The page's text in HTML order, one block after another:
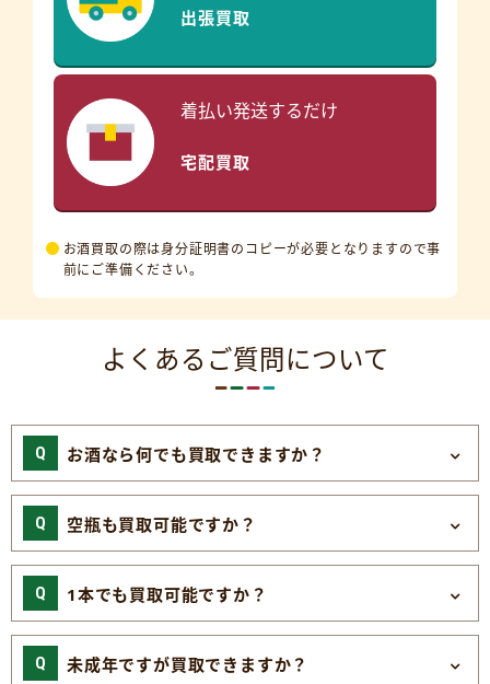
出張買取
着払い発送するだけ
宅配買取
お酒買取の際は身分証明書のコピーが必要となりますので事
前にご準備ください。
よくあるご質問について
お酒なら何でも買取できますか？
空瓶も買取可能ですか？
1本でも買取可能ですか？
未成年ですが買取できますか？